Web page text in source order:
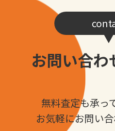
お問い合
無料査定も承っ
お気軽にお問い合